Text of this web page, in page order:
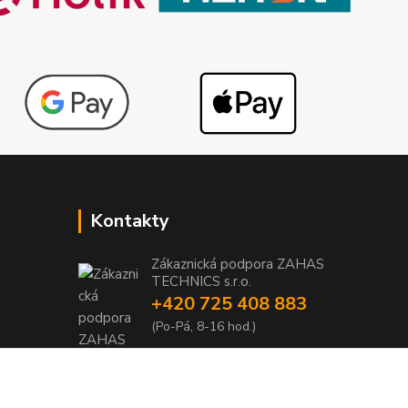
Kontakty
Zákaznická podpora ZAHAS
TECHNICS s.r.o.
+420 725 408 883
(Po-Pá, 8-16 hod.)